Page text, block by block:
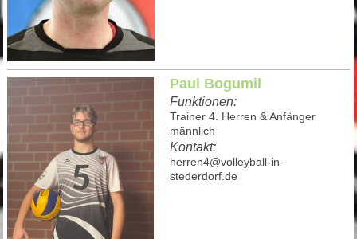
Paul Bogumil
Funktionen:
Trainer 4. Herren & Anfänger
männlich
Kontakt:
herren4@volleyball-in-
stederdorf.de